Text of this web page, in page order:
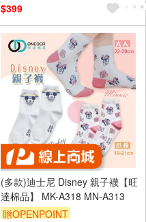
$399
(多款)迪士尼 Disney 親子襪【旺
達棉品】 MK-A318 MN-A313
贈OPENPOINT